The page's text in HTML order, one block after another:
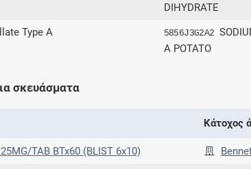
DIHYDRATE
Type A 5856J3G2A2
A POTATO
σκευάσματα
Κάτοχος
TAB BTx60 (BLIST 6x10)